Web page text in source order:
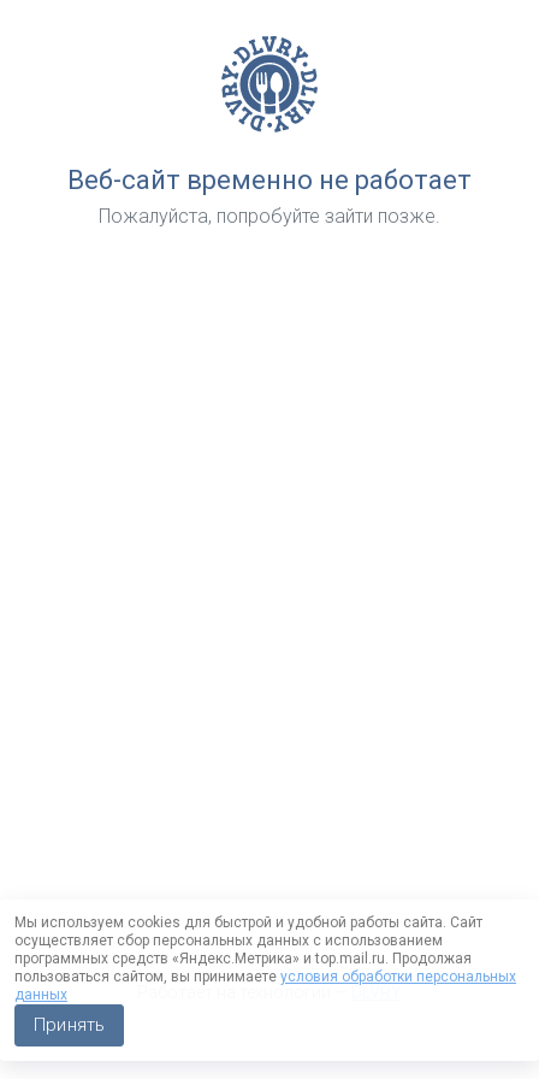
Веб-сайт временно не работает
Пожалуйста, попробуйте зайти позже.
Мы используем cookies для быстрой и удобной работы сайта. Сайт
осуществляет сбор персональных данных с использованием
программных средств «Яндекс.Метрика» и top.mail.ru. Продолжая
пользоваться сайтом, вы принимаете условия обработки персональных
данных
Принять